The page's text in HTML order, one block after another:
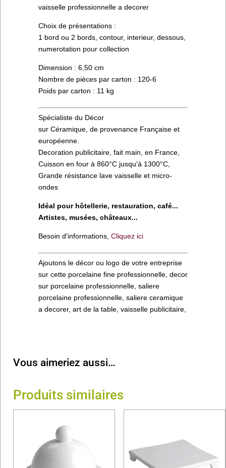
vaisselle professionnelle a decorer
Choix de présentations :
1 bord ou 2 bords, contour, interieur, dessous,
numerotation pour collection
Dimension : 6,50 cm
Nombre de pièces par carton : 120-6
Poids par carton : 11 kg
Spécialiste du Décor
sur Céramique, de provenance Française et
européenne.
Decoration publicitaire, fait main, en France,
Cuisson en four à 860°C jusqu'à 1300°C,
Grande résistance lave vaisselle et micro-
ondes
Idéal pour hôtellerie, restauration, café...
Artistes, musées, châteaux...
Besoin d'informations, Cliquez ici
Ajoutons le décor ou logo de votre entreprise
sur cette porcelaine fine professionnelle, decor
sur porcelaine professionnelle, saliere
porcelaine professionnelle, saliere ceramique
a decorer, art de la table, vaisselle publicitaire,
Vous aimeriez aussi…
Produits similaires